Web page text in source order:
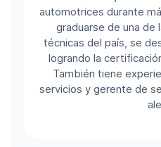
automotrices durante
graduarse de una de
técnicas del país, se
logrando la
También tiene
servicios y gerente de